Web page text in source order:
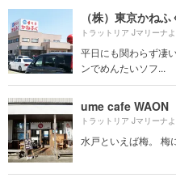
（株）東京かね
トラットリア Jマリーナ
平日にも関わらず凄
ンでめんたいソフ...
ume cafe WAON
トラットリア Jマリーナ
水戸といえば梅。 梅